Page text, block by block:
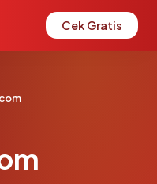
Cek Gratis